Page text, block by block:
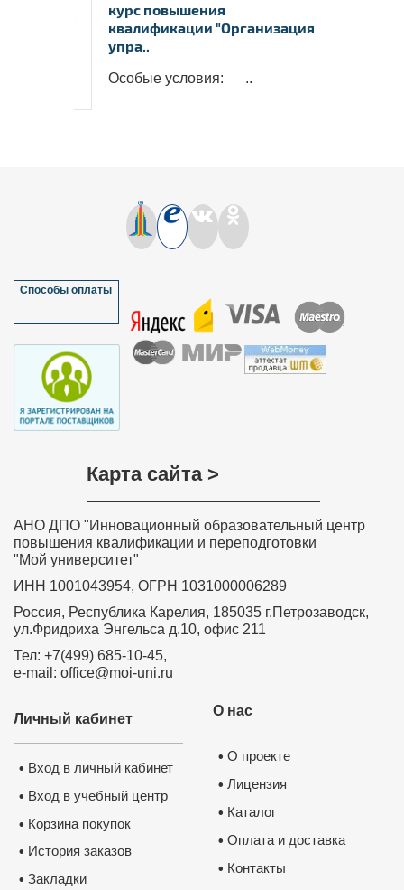
курс повышения
квалификации "Организация
упра..
Особые условия: ..
Способы оплаты
Карта сайта >
АНО ДПО "Инновационный образовательный центр
повышения квалификации и переподготовки
"Мой университет"
ИНН 1001043954, ОГРН 1031000006289
Россия, Республика Карелия, 185035 г.Петрозаводск,
ул.Фридриха Энгельса д.10, офис 211
Тел: +7(499) 685-10-45,
e-mail: office@moi-uni.ru
О нас
• О проекте
• Лицензия
• Каталог
• Оплата и доставка
• Контакты
Личный кабинет
• Вход в личный кабинет
• Вход в учебный центр
• Корзина покупок
• История заказов
• Закладки